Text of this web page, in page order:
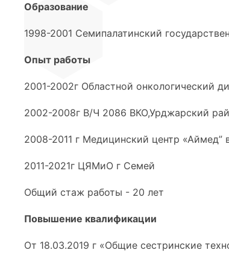
Образование
1998-2001 Семипалатинский
Опыт работы
2001-2002г Областной онкологический
2002-2008г В/Ч 2086 ВКО,Урджарский
2008-2011 г Медицинский центр «Аймед”
2011-2021г ЦЯМиО г Семей
Общий стаж работы - 20 лет
Повышение квалификации
От 18.03.2019 г «Общие сестринские